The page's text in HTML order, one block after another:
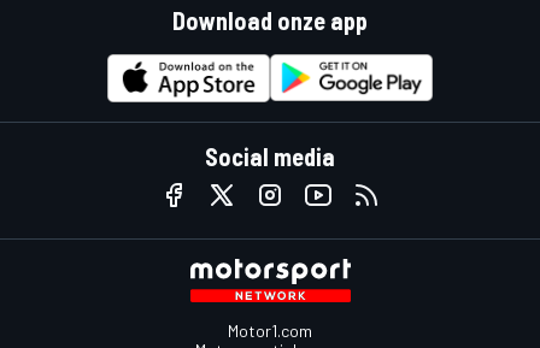
Download onze app
Social media
Motor1.com